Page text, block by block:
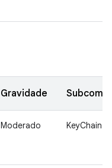
Gravidade
Moderado KeyChain